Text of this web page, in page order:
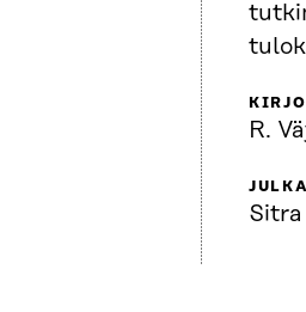
R.
Sitra